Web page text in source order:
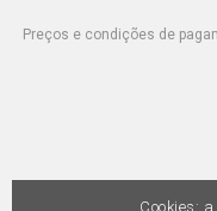
Preços e condições de
Cookies: